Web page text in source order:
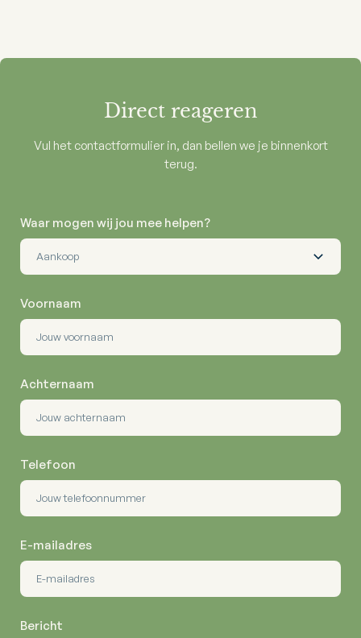
Direct reageren
Vul het contactformulier in, dan bellen we je binnenkort
terug.
Waar mogen wij jou mee helpen?
Voornaam
Achternaam
Telefoon
E-mailadres
Bericht